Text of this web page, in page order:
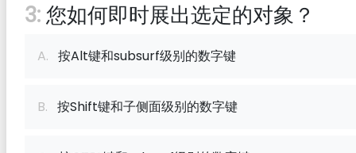
3:您如何即时展出选定的对象？
A. 按Alt键和subsurf级别的数字键
B. 按Shift键和子侧面级别的数字键